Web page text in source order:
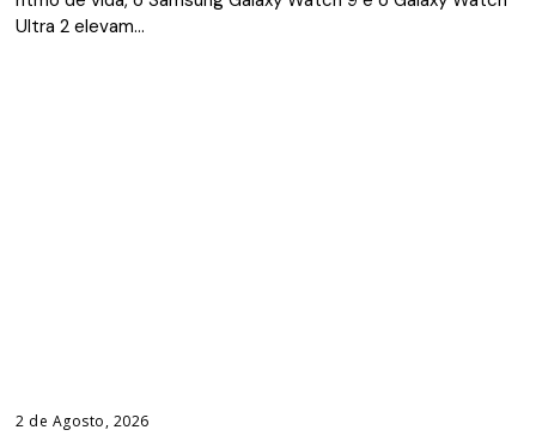
Ultra 2 elevam…
2 de Agosto, 2026